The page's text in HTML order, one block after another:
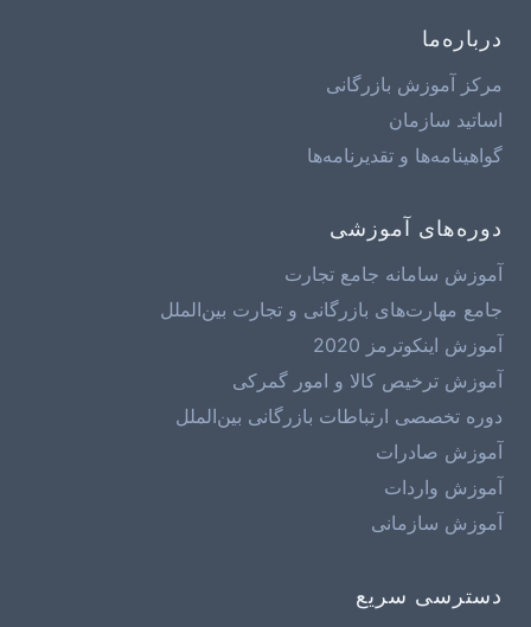
درباره‌ما
مرکز آموزش بازرگانی
اساتید سازمان
گواهینامه‌ها و تقدیرنامه‌ها
دوره‌های آموزشی
آموزش سامانه جامع تجارت
جامع مهارت‌های بازرگانی و تجارت بین‌الملل
آموزش اینکوترمز 2020
آموزش ترخیص کالا و امور گمرکی
دوره تخصصی ارتباطات بازرگانی بین‌الملل
آموزش صادرات
آموزش واردات
آموزش سازمانی
دسترسی سریع